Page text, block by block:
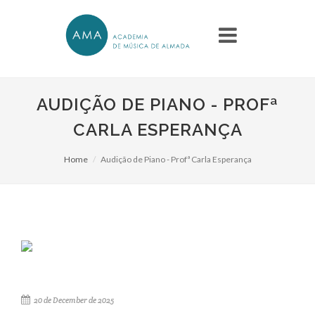
AUDIÇÃO DE PIANO - PROFª
CARLA ESPERANÇA
Home Audição de Piano - Profª Carla Esperança
20 de December de 2025